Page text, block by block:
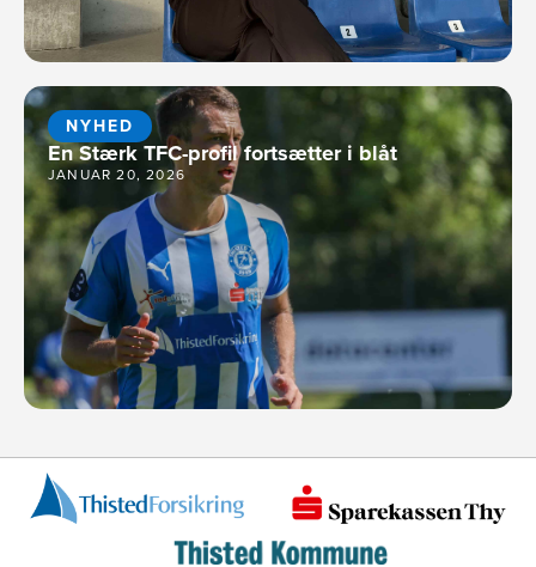
NYHED
En Stærk TFC-profil fortsætter i blåt
JANUAR 20, 2026